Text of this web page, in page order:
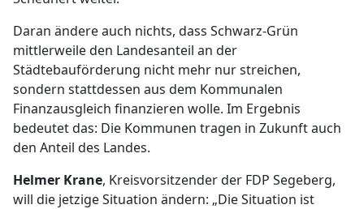
Daran ändere auch nichts, dass Schwarz-Grün
mittlerweile den Landesanteil an der
Städtebauförderung nicht mehr nur streichen,
sondern stattdessen aus dem Kommunalen
Finanzausgleich finanzieren wolle. Im Ergebnis
bedeutet das: Die Kommunen tragen in Zukunft auch
den Anteil des Landes.
Helmer Krane, Kreisvorsitzender der FDP Segeberg,
will die jetzige Situation ändern: „Die Situation ist